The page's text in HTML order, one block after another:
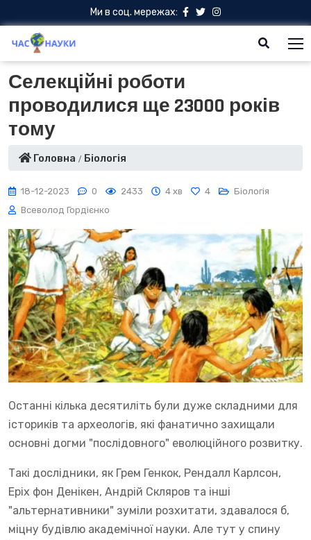
Ми в соц. мережах:
Селекційні роботи
проводилися ще 23000 років
тому
Головна Біологія
18-12-2023 0 2433 4 хв 4
Біологія
Всеволод Гордієнко
Останні кілька десятиліть були дуже складними для
істориків та археологів, які фанатично захищали
основні догми "послідовного" еволюційного розвитку.
Такі дослідники, як Грем Генкок, Рендалл Карлсон,
Еріх фон Денікен, Андрій Скляров та інші
"альтернативники" зуміли розхитати, здавалося б,
міцну будівлю академічної науки. Але тут у спину